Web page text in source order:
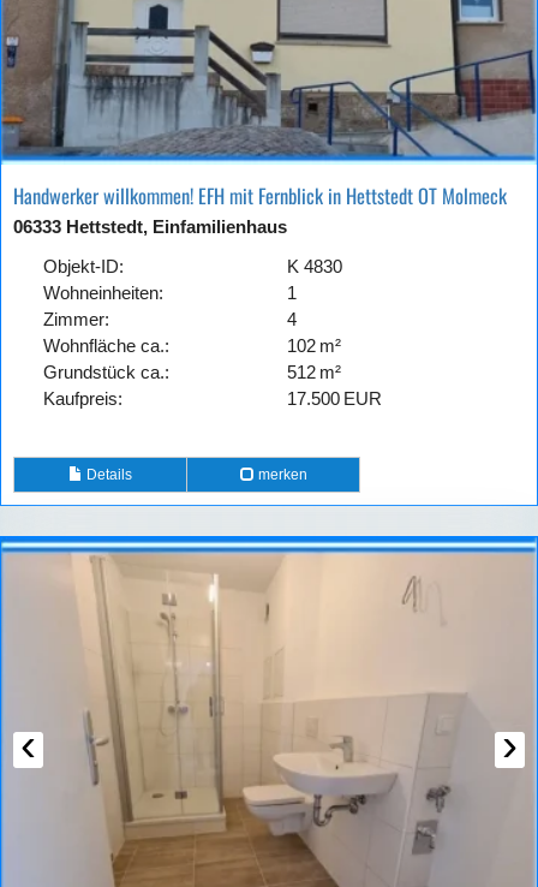
Handwerker willkommen! EFH mit Fernblick in Hettstedt OT Molmeck
06333 Hettstedt, Einfamilienhaus
Objekt-ID:
K 4830
Wohneinheiten:
1
Zimmer:
4
Wohnfläche ca.:
102 m²
Grund­stück ca.:
512 m²
Kaufpreis:
17.500 EUR
Details merken
‹ ›